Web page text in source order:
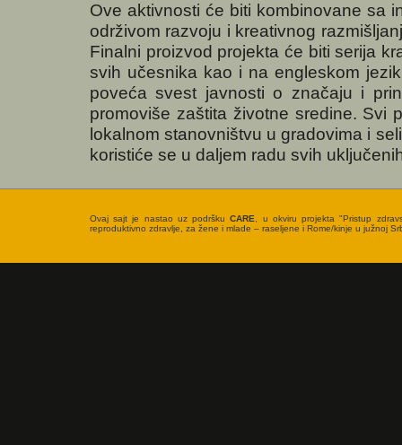
Ove aktivnosti će biti kombinovane sa
održivom razvoju i kreativnog
Finalni proizvod projekta će biti serija
svih učesnika kao i na engleskom
poveća svest javnosti o značaju i
promoviše zaštita životne sredine. Svi
lokalnom stanovništvu u gradovima i
koristiće se u daljem radu svih
Ovaj sajt je nastao uz podrškuCARE, u okviru projekta "Pristup
reproduktivno zdravlje, za žene i mlade – raseljene i Rome/kinje u južnoj